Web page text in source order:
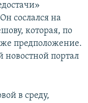
сослался на
которая, по
же предположение.
новостной портал
в среду,